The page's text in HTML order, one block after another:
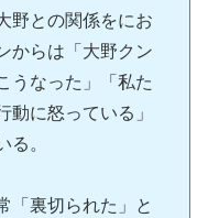
野との関係をにお
からは「大野クン
うなった」「私た
動に怒っている」
る。
「裏切られた」と